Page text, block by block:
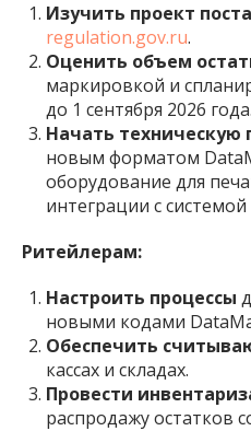
Изучить проект
regulation.gov.ru.
Оценить объем
маркировкой и
до 1 сентября 2026 года.
Начать техническую
новым форматом
оборудование для
интеграции с
Ритейлерам:
Настроить процессы
новыми кодами
Обеспечить
кассах и складах.
Провести
распродажу остатков